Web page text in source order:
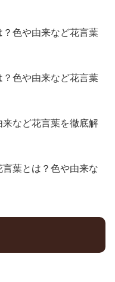
？色や由来など花言葉
？色や由来など花言葉
来など花言葉を徹底解
言葉とは？色や由来な